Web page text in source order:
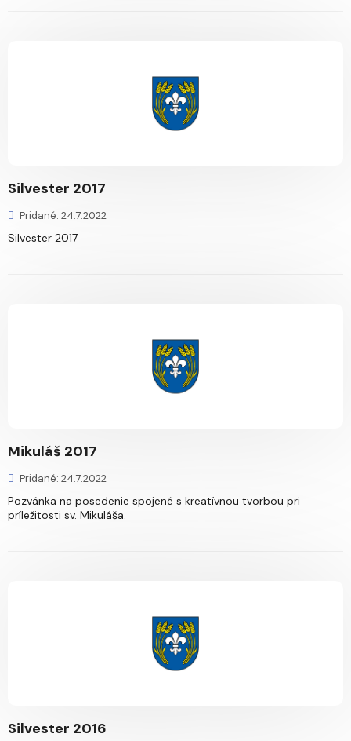
Silvester 2017
Pridané: 24.7.2022
Silvester 2017
Mikuláš 2017
Pridané: 24.7.2022
Pozvánka na posedenie spojené s kreatívnou tvorbou pri
príležitosti sv. Mikuláša.
Silvester 2016